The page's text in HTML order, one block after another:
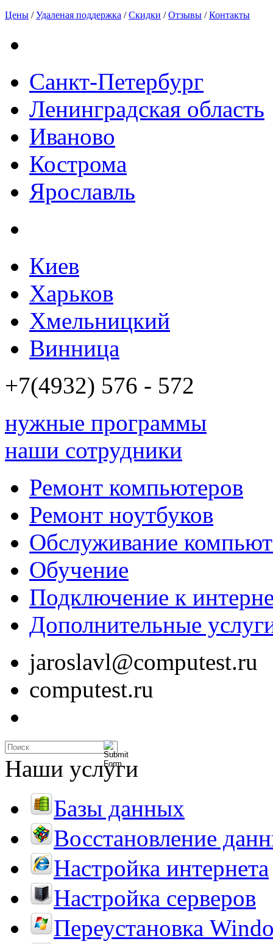
Цены /Удаленая поддержка /Скидки /Отзывы /Контакты
Санкт-Петербург
Ленинградская область
Иваново
Кострома
Ярославль
Киев
Харьков
Хмельницкий
Винница
+7(4932) 576 - 572
нужные программы
наши сотрудники
Ремонт компьютеров
Ремонт ноутбуков
Обслуживание
Обучение
Подключение к
Дополнительные
jaroslavl@computest.ru
computest.ru
Наши услуги
Базы данных
Восстановление
Настройка интернета
Настройка серверов
Переустановка